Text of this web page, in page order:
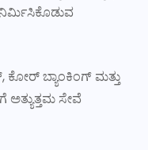
ಕೋರ್ ಬ್ಯಾಂಕಿಂಗ್ ಮತ್ತು
ಅತ್ಯುತ್ತಮ ಸೇವೆ